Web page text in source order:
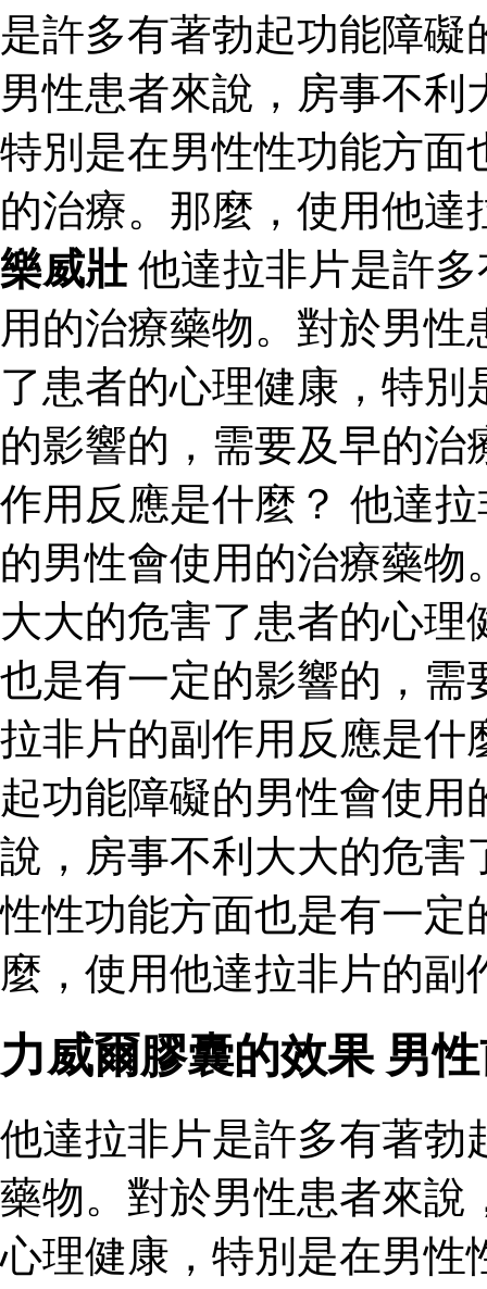
是許多有著勃起功能障
男性患者來說，房事不
特別是在男性性功能方面
的治療。那麼，使用他
樂威壯他達拉非片是許
用的治療藥物。對於男
了患者的心理健康，特
的影響的，需要及早的
作用反應是什麼？ 他達
的男性會使用的治療藥
大大的危害了患者的心
也是有一定的影響的，需
拉非片的副作用反應是什
起功能障礙的男性會使
說，房事不利大大的危害
性性功能方面也是有一定
麼，使用他達拉非片的副
力威爾膠囊的效果 男
他達拉非片是許多有著勃
藥物。對於男性患者來說
心理健康，特別是在男性